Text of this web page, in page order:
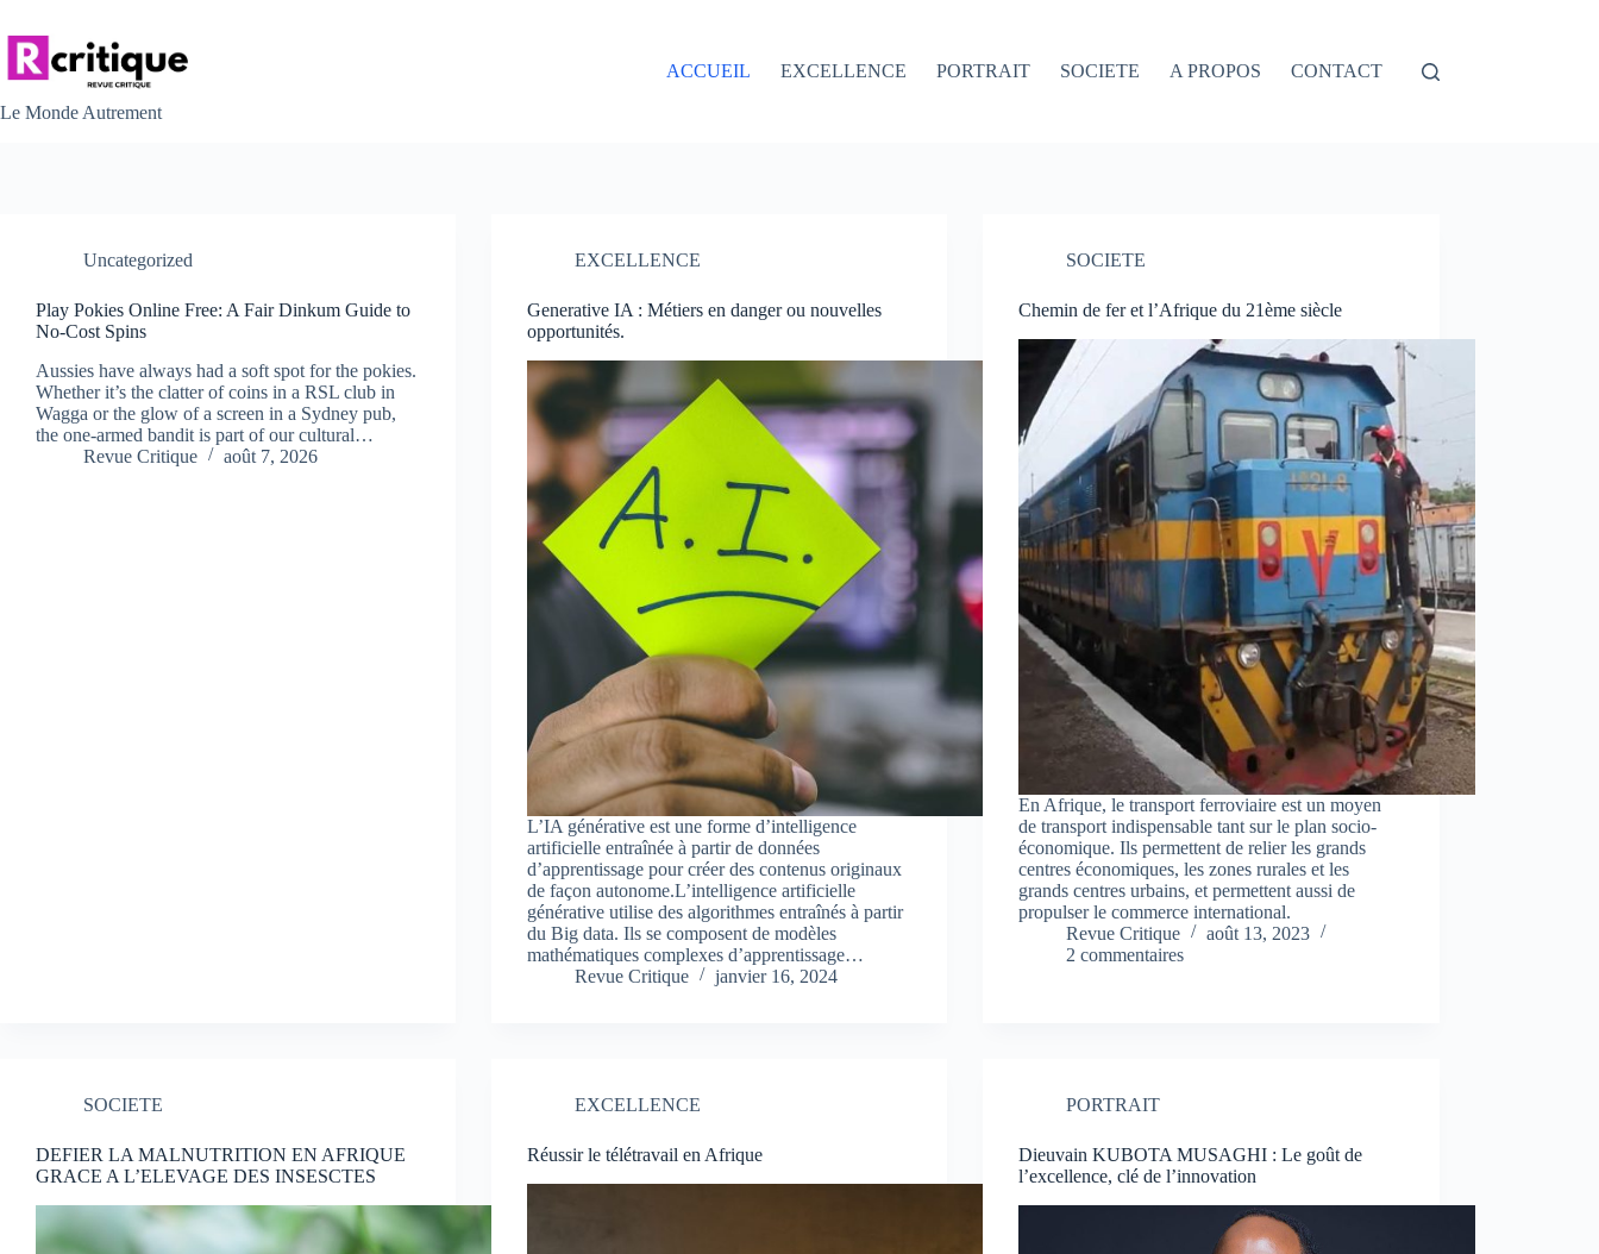
au
contenu
Le Monde Autrement
ACCUEIL EXCELLENCE PORTRAIT SOCIETE A PROPOS CONTACT
Uncategorized
Play Pokies Online Free: A Fair Dinkum Guide to
No-Cost Spins
Aussies have always had a soft spot for the pokies.
Whether it’s the clatter of coins in a RSL club in
Wagga or the glow of a screen in a Sydney pub,
the one-armed bandit is part of our cultural…
Revue Critique
août 7, 2026
EXCELLENCE
Generative IA : Métiers en danger ou nouvelles
opportunités.
L’IA générative est une forme d’intelligence
artificielle entraînée à partir de données
d’apprentissage pour créer des contenus originaux
de façon autonome.L’intelligence artificielle
générative utilise des algorithmes entraînés à partir
du Big data. Ils se composent de modèles
mathématiques complexes d’apprentissage…
Revue Critique
janvier 16, 2024
SOCIETE
Chemin de fer et l’Afrique du 21ème siècle
En Afrique, le transport ferroviaire est un moyen
de transport indispensable tant sur le plan socio-
économique. Ils permettent de relier les grands
centres économiques, les zones rurales et les
grands centres urbains, et permettent aussi de
propulser le commerce international.
Revue Critique
août 13, 2023
2 commentaires
SOCIETE
DEFIER LA MALNUTRITION EN AFRIQUE
GRACE A L’ELEVAGE DES INSESCTES
EXCELLENCE
Réussir le télétravail en Afrique
PORTRAIT
Dieuvain KUBOTA MUSAGHI : Le goût de
l’excellence, clé de l’innovation